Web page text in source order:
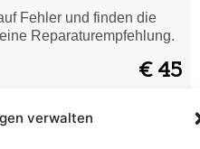
verwalten
Fehler und finden die
Reparaturempfehlung.
€ 45
abbekommen? Wir
ob eine Reparatur nötig